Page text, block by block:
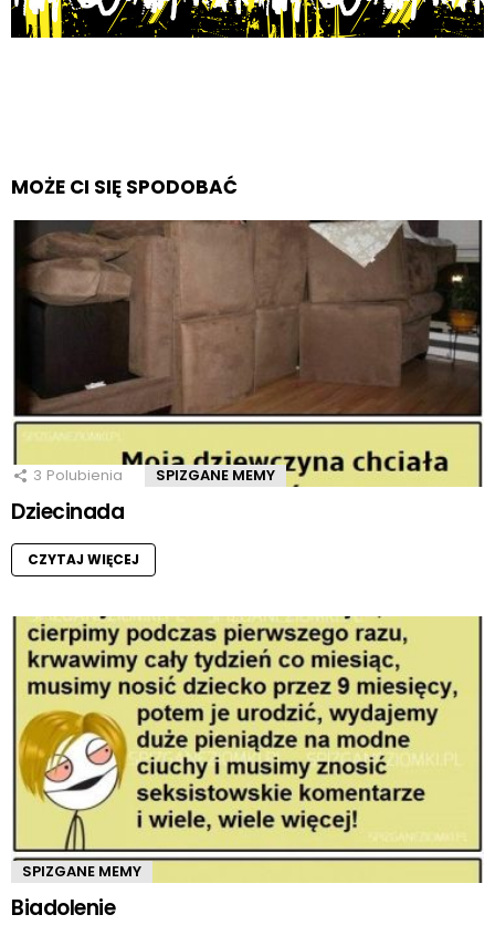
MOŻE CI SIĘ SPODOBAĆ
3 Polubienia SPIZGANE MEMY
Dziecinada
CZYTAJ WIĘCEJ
SPIZGANE MEMY
Biadolenie